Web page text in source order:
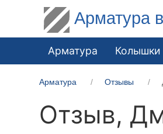
Арматура
Арматура Колышки
Арматура Отзывы
Отзыв,